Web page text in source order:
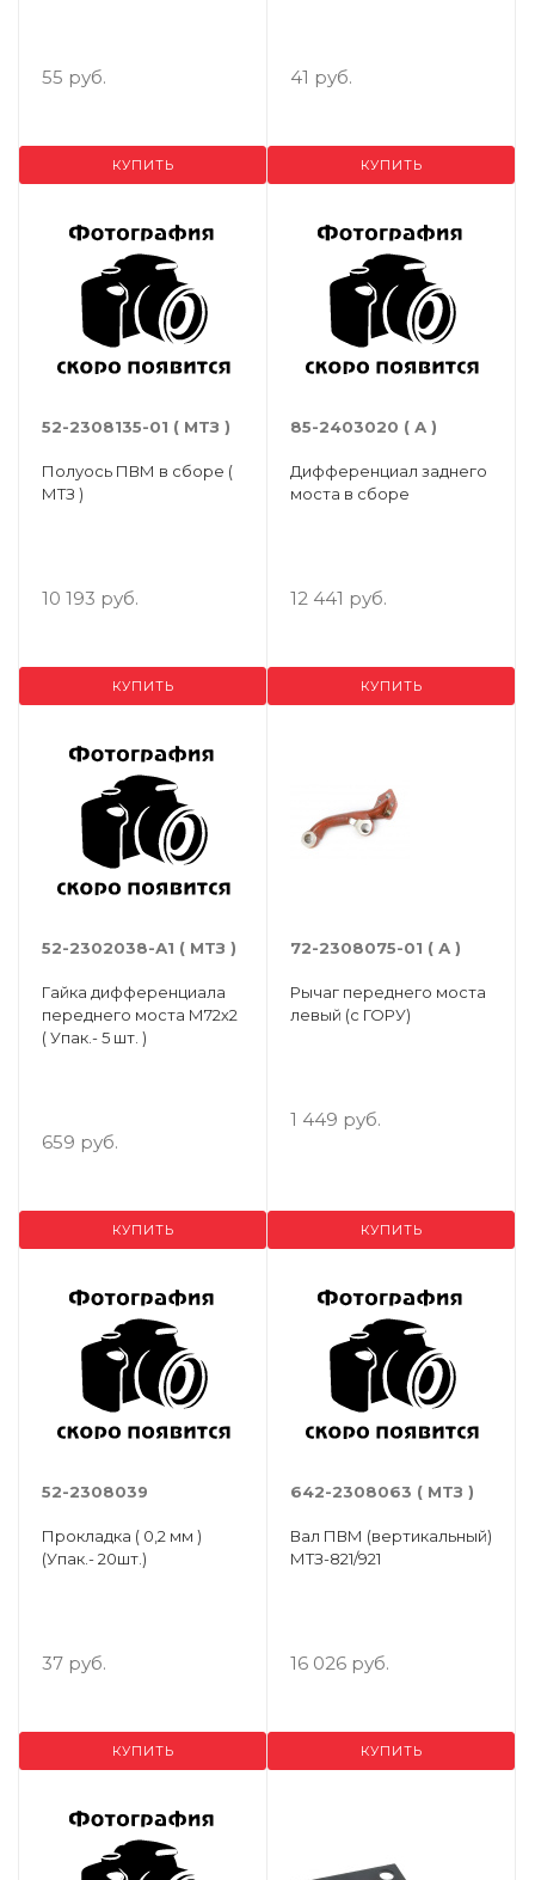
55 руб.
КУПИТЬ
41 руб.
КУПИТЬ
52-2308135-01 ( МТЗ )
Полуось ПВМ в сборе (
МТЗ )
10 193 руб.
КУПИТЬ
85-2403020 ( А )
Дифференциал заднего
моста в сборе
12 441 руб.
КУПИТЬ
52-2302038-А1 ( МТЗ )
Гайка дифференциала
переднего моста М72х2
( Упак.- 5 шт. )
659 руб.
КУПИТЬ
72-2308075-01 ( А )
Рычаг переднего моста
левый (с ГОРУ)
1 449 руб.
КУПИТЬ
52-2308039
Прокладка ( 0,2 мм )
(Упак.- 20шт.)
37 руб.
КУПИТЬ
642-2308063 ( МТЗ )
Вал ПВМ (вертикальный)
МТЗ-821/921
16 026 руб.
КУПИТЬ